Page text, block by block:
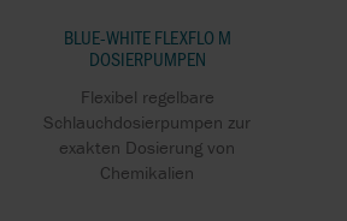
BLUE-WHITE FLEXFLO M
DOSIERPUMPEN
Flexibel regelbare
Schlauchdosierpumpen zur
exakten Dosierung von
Chemikalien